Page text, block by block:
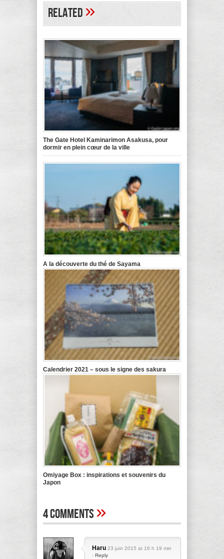
Related»
The Gate Hotel Kaminarimon Asakusa, pour
dormir en plein cœur de la ville
A la découverte du thé de Sayama
Calendrier 2021 – sous le signe des sakura
Omiyage Box : inspirations et souvenirs du
Japon
4 Comments»
Haru 23 juin 2015 at 16 h 19 min
- Reply